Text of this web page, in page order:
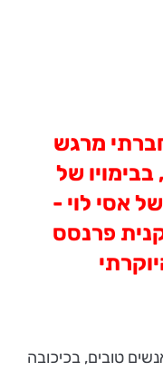
מרגש
בבימויו של
אסי לוי -
פרנסס
טובים, בכיכובה